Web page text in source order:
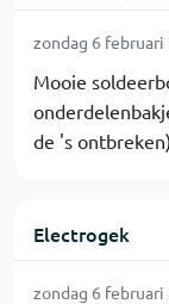
zondag 6 februari
Mooie
de 's
Electrogek
zondag 6 februari